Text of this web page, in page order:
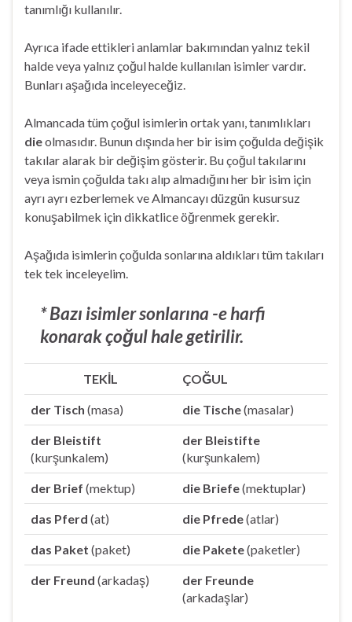
tanımlığı kullanılır.
Ayrıca ifade ettikleri anlamlar bakımından yalnız tekil
halde veya yalnız çoğul halde kullanılan isimler vardır.
Bunları aşağıda inceleyeceğiz.
Almancada tüm çoğul isimlerin ortak yanı, tanımlıkları
dieolmasıdır. Bunun dışında her bir isim çoğulda değişik
takılar alarak bir değişim gösterir. Bu çoğul takılarını
veya ismin çoğulda takı alıp almadığını her bir isim için
ayrı ayrı ezberlemek ve Almancayı düzgün kusursuz
konuşabilmek için dikkatlice öğrenmek gerekir.
Aşağıda isimlerin çoğulda sonlarına aldıkları tüm takıları
tek tek inceleyelim.
* Bazı isimler sonlarına -e harfi
konarak çoğul hale getirilir.
TEKİL ÇOĞUL
der Tisch (masa) die Tische(masalar)
der Bleistift
(kurşunkalem)
der Bleistifte
(kurşunkalem)
der Brief (mektup) die Briefe(mektuplar)
das Pferd (at) die Pfrede(atlar)
das Paket (paket) die Pakete(paketler)
der Freund (arkadaş)
der Freunde
(arkadaşlar)